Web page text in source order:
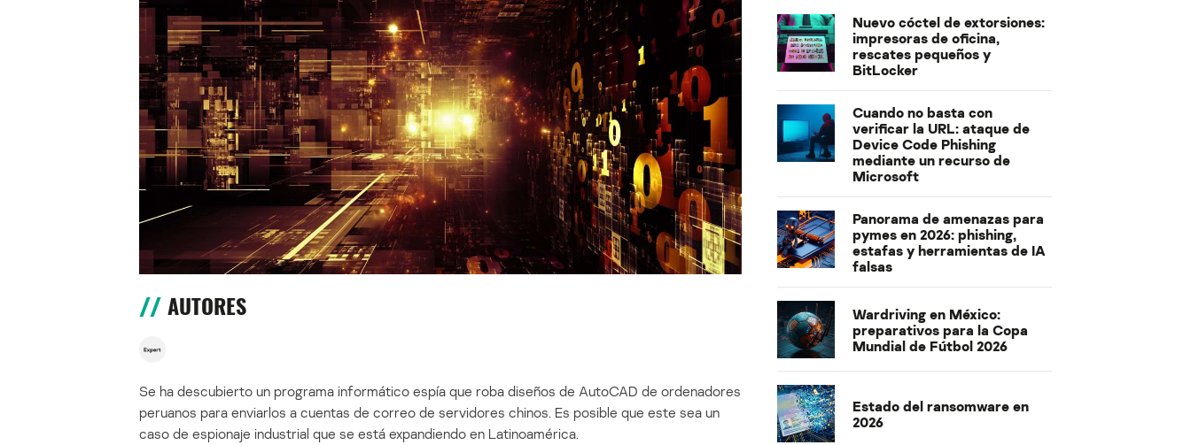
AUTORES
Se ha descubierto un programa informático espía que roba diseños de AutoCAD de ordenadores
peruanos para enviarlos a cuentas de correo de servidores chinos. Es posible que este sea un
caso de espionaje industrial que se está expandiendo en Latinoamérica.
Nuevo cóctel de extorsiones:
impresoras de oficina,
rescates pequeños y
BitLocker
Cuando no basta con
verificar la URL: ataque de
Device Code Phishing
mediante un recurso de
Microsoft
Panorama de amenazas para
pymes en 2026: phishing,
estafas y herramientas de IA
falsas
Wardriving en México:
preparativos para la Copa
Mundial de Fútbol 2026
Estado del ransomware en
2026